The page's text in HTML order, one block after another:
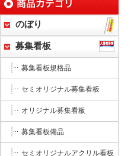
のぼり
募集看板
募集看板規格品
セミオリジナル募集看板
オリジナル募集看板
募集看板備品
セミオリジナルアクリル看板